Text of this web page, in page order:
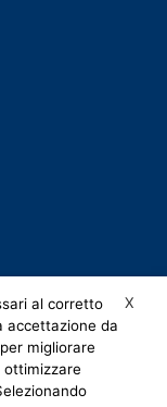
X
al corretto
accettazione da
migliorare
ottimizzare